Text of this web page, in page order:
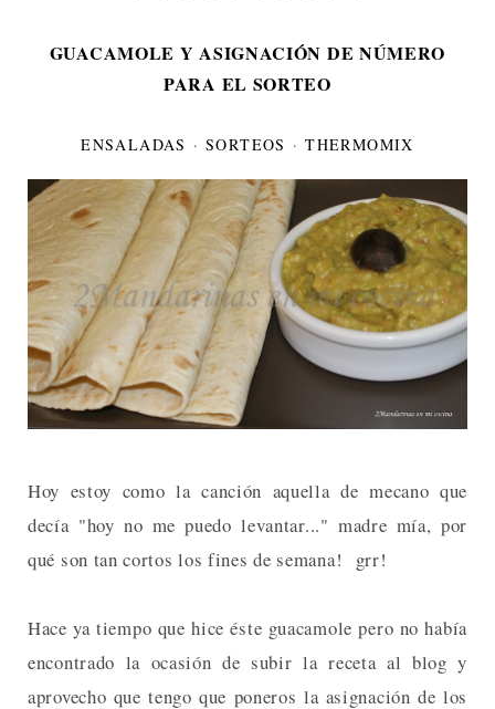
GUACAMOLE Y ASIGNACIÓN DE NÚMERO
PARA EL SORTEO
ENSALADAS ·SORTEOS ·THERMOMIX
Hoy estoy como la canción aquella de mecano que
decía "hoy no me puedo levantar..." madre mía, por
qué son tan cortos los fines de semana! grr!
Hace ya tiempo que hice éste guacamole pero no había
encontrado la ocasión de subir la receta al blog y
aprovecho que tengo que poneros la asignación de los